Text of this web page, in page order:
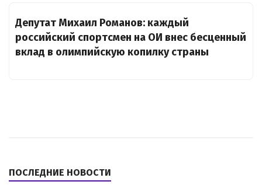
Депутат Михаил Романов: каждый
российский спортсмен на ОИ внес бесценный
вклад в олимпийскую копилку страны
ПОСЛЕДНИЕ НОВОСТИ